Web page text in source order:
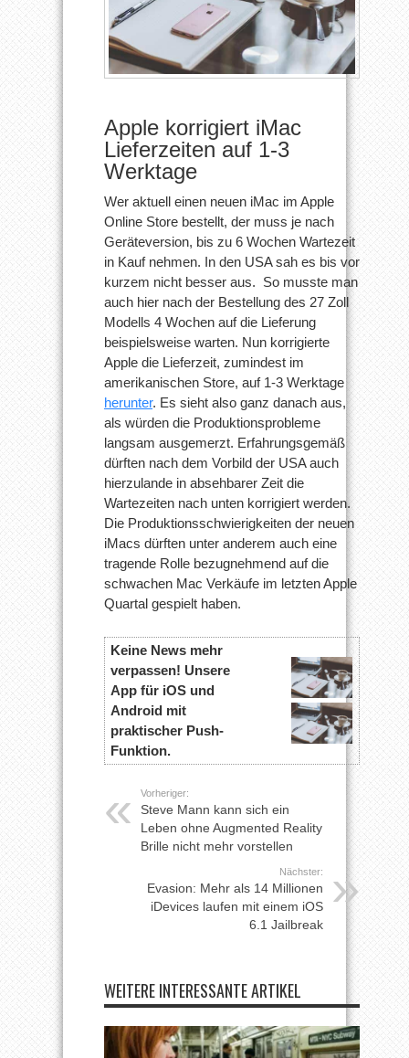
Apple korrigiert iMac
Lieferzeiten auf 1-3
Werktage
Wer aktuell einen neuen iMac im Apple
Online Store bestellt, der muss je nach
Geräteversion, bis zu 6 Wochen Wartezeit
in Kauf nehmen. In den USA sah es bis vor
kurzem nicht besser aus. So musste man
auch hier nach der Bestellung des 27 Zoll
Modells 4 Wochen auf die Lieferung
beispielsweise warten. Nun korrigierte
Apple die Lieferzeit, zumindest im
amerikanischen Store, auf 1-3 Werktage
herunter. Es sieht also ganz danach aus,
als würden die Produktionsprobleme
langsam ausgemerzt. Erfahrungsgemäß
dürften nach dem Vorbild der USA auch
hierzulande in absehbarer Zeit die
Wartezeiten nach unten korrigiert werden.
Die Produktionsschwierigkeiten der neuen
iMacs dürften unter anderem auch eine
tragende Rolle bezugnehmend auf die
schwachen Mac Verkäufe im letzten Apple
Quartal gespielt haben.
Keine News mehr
verpassen! Unsere
App für iOS und
Android mit
praktischer Push-
Funktion.
Vorheriger:
Steve Mann kann sich ein
Leben ohne Augmented Reality
Brille nicht mehr vorstellen
Nächster:
Evasion: Mehr als 14 Millionen
iDevices laufen mit einem iOS
6.1 Jailbreak
WEITERE INTERESSANTE ARTIKEL